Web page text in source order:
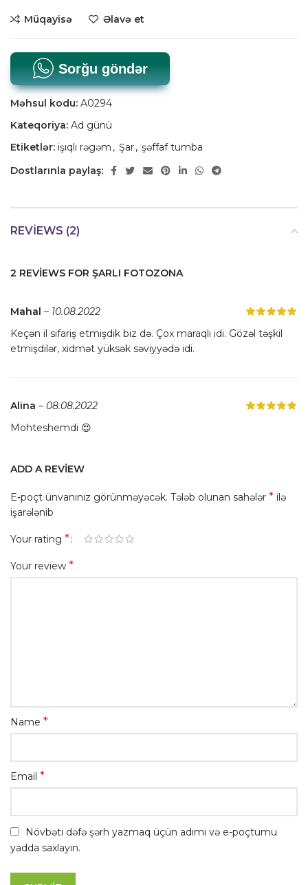
Müqayisə Əlavə et
Sorğu göndər
Məhsul kodu: A0294
Kateqoriya: Ad günü
Etiketlər: işıqlı rəgəm , Şar, şəffaf tumba
Dostlarınla paylaş:
REVIEWS (2)
2 REVIEWS FOR ŞARLI FOTOZONA
Mahal – 10.08.2022
Keçən il sifariş etmişdik biz də. Çox maraqlı idi. Gözəl təşkil
etmişdilər, xidmət yüksək səviyyədə idi.
Alina – 08.08.2022
Mohteshemdi 😍
ADD A REVIEW
E-poçt ünvanınız görünməyəcək. Tələb olunan sahələr * ilə
işarələnib
Your rating *
Your review *
Name *
Email *
Növbəti dəfə şərh yazmaq üçün adımı və e-poçtumu
yadda saxlayın.